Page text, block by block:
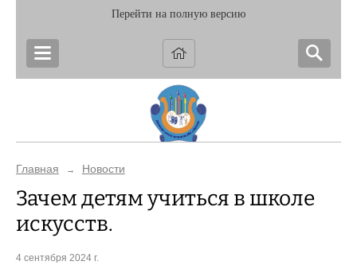
Перейти на полную версию
Главная → Новости
Зачем детям учиться в школе
искусств.
4 сентября 2024 г.